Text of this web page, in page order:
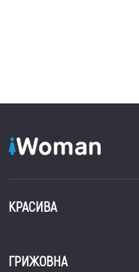
КРАСИВА
ГРИЖОВНА